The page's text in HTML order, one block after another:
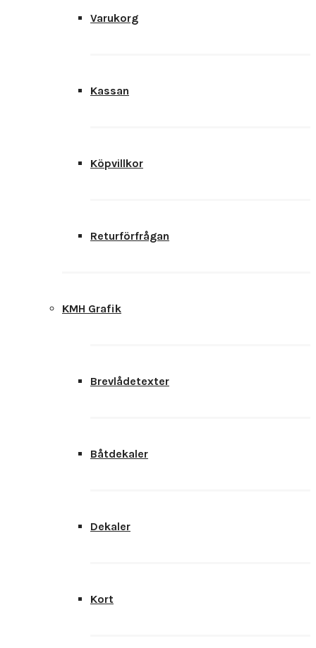
Varukorg
Kassan
Köpvillkor
Returförfrågan
KMH Grafik
Brevlådetexter
Båtdekaler
Dekaler
Kort